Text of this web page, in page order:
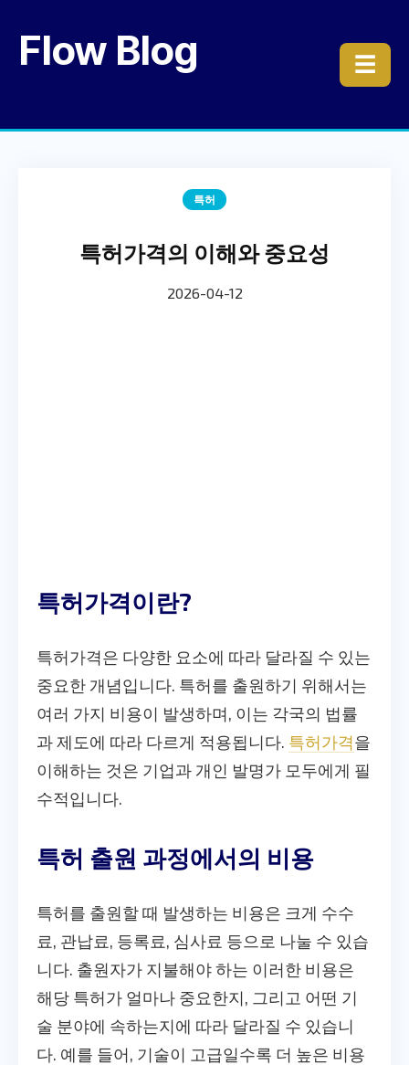
Flow Blog ☰
특허
특허가격의 이해와 중요성
2026-04-12
특허가격이란?
특허가격은 다양한 요소에 따라 달라질 수 있는
중요한 개념입니다. 특허를 출원하기 위해서는
여러 가지 비용이 발생하며, 이는 각국의 법률
과 제도에 따라 다르게 적용됩니다. 특허가격을
이해하는 것은 기업과 개인 발명가 모두에게 필
수적입니다.
특허 출원 과정에서의 비용
특허를 출원할 때 발생하는 비용은 크게 수수
료, 관납료, 등록료, 심사료 등으로 나눌 수 있습
니다. 출원자가 지불해야 하는 이러한 비용은
해당 특허가 얼마나 중요한지, 그리고 어떤 기
술 분야에 속하는지에 따라 달라질 수 있습니
다. 예를 들어, 기술이 고급일수록 더 높은 비용